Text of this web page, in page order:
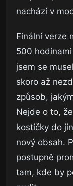
nachází v
Finální verze
500
jsem se
skoro až
způsob,
Nejde o to,
kostičky do
nový obsah.
postupně
tam, kde by